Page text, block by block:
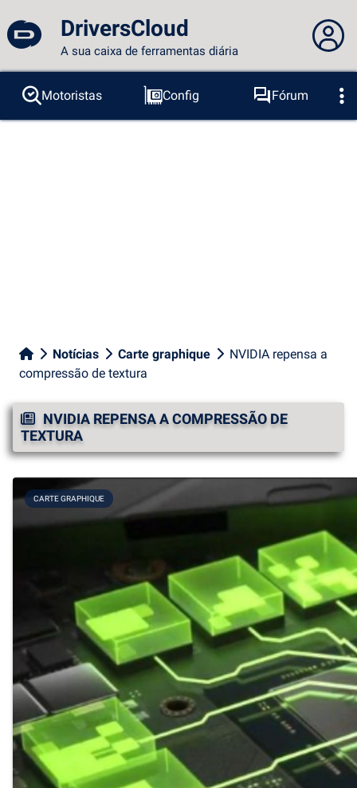
DriversCloud
A sua caixa de ferramentas diária
Você não está logado...
Acesso ao site
Motoristas Config
Fórum
Sondas
BSOD Ferramentas
Notícias Carte graphique
NVIDIA repensa a
compressão de textura
NVIDIA REPENSA A COMPRESSÃO DE
TEXTURA
CARTE GRAPHIQUE